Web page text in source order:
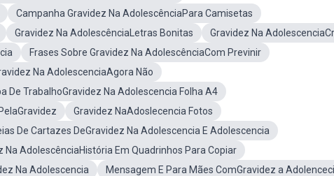
Campanha Gravidez Na AdolescênciaPara Camisetas
Gravidez Na AdolescênciaLetras Bonitas
Gravidez Na
Frases Sobre Gravidez Na AdolescênciaCom Previnir
Na AdolescenciaAgora Não
De TrabalhoGravidez Na Adolescencia Folha A4
Gravidez NaAdoslecencia Fotos
De Cartazes DeGravidez Na Adolescencia E Adolescencia
Na AdolescênciaHistória Em Quadrinhos Para Copiar
Na Adolescencia
Mensagem E Para Mães ComGravidez a